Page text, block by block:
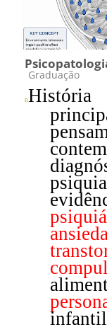
Categoria do
Graduação
n